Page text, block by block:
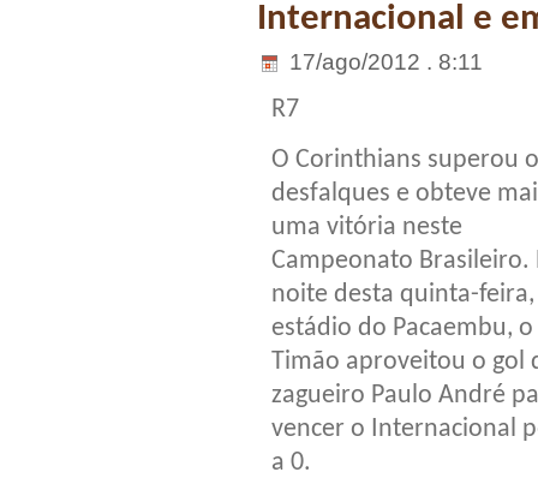
Internacional e
17/ago/2012 . 8:11
R7
O Corinthians superou
desfalques e obteve
uma vitória neste
Campeonato Brasileiro.
noite desta quinta-
estádio do Pacaembu, o
Timão aproveitou o gol
zagueiro Paulo André
vencer o Internacional
a 0.